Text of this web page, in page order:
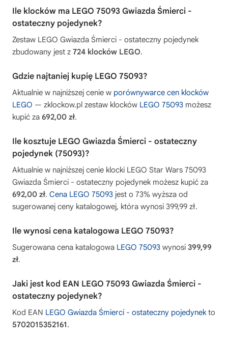
Ile klocków ma LEGO 75093 Gwiazda Śmierci -
ostateczny pojedynek?
Zestaw LEGO Gwiazda Śmierci - ostateczny pojedynek
zbudowany jest z 724 klocków LEGO.
Gdzie najtaniej kupię LEGO 75093?
Aktualnie w najniższej cenie w porównywarce cen klocków
LEGO — zklockow.pl zestaw klocków LEGO 75093 możesz
kupić za 692,00 zł.
Ile kosztuje LEGO Gwiazda Śmierci - ostateczny
pojedynek (75093)?
Aktualnie w najniższej cenie klocki LEGO Star Wars 75093
Gwiazda Śmierci - ostateczny pojedynek możesz kupić za
692,00 zł. Cena LEGO 75093 jest o 73% wyższa od
sugerowanej ceny katalogowej, która wynosi 399,99 zł.
Ile wynosi cena katalogowa LEGO 75093?
Sugerowana cena katalogowa LEGO 75093 wynosi 399,99
zł.
Jaki jest kod EAN LEGO 75093 Gwiazda Śmierci -
ostateczny pojedynek?
Kod EAN LEGO Gwiazda Śmierci - ostateczny pojedynek to
5702015352161.